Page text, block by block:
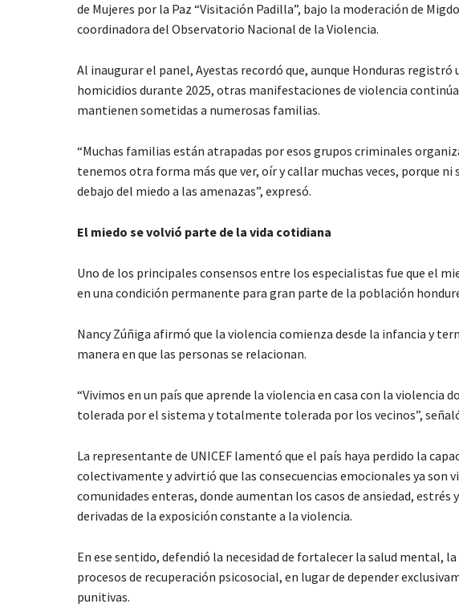
de Mujeres por la Paz “Visitación Padilla”, bajo la moderación de
coordinadora del Observatorio Nacional de la Violencia.
Al inaugurar el panel, Ayestas recordó que, aunque Honduras registró
homicidios durante 2025, otras manifestaciones de violencia
mantienen sometidas a numerosas familias.
“Muchas familias están atrapadas por esos grupos criminales
tenemos otra forma más que ver, oír y callar muchas veces, porque ni
debajo del miedo a las amenazas”, expresó.
El miedo se volvió parte de la vida cotidiana
Uno de los principales consensos entre los especialistas fue que el
en una condición permanente para gran parte de la población
Nancy Zúñiga afirmó que la violencia comienza desde la infancia y
manera en que las personas se relacionan.
“Vivimos en un país que aprende la violencia en casa con la violencia
tolerada por el sistema y totalmente tolerada por los vecinos”,
La representante de UNICEF lamentó que el país haya perdido la
colectivamente y advirtió que las consecuencias emocionales ya son
comunidades enteras, donde aumentan los casos de ansiedad, estrés
derivadas de la exposición constante a la violencia.
En ese sentido, defendió la necesidad de fortalecer la salud mental,
procesos de recuperación psicosocial, en lugar de depender
punitivas.